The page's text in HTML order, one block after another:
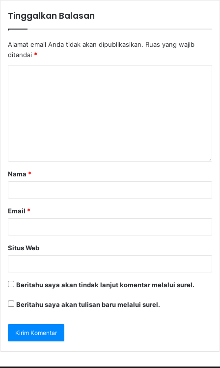
Tinggalkan Balasan
Alamat email Anda tidak akan dipublikasikan. Ruas yang wajib
ditandai *
Nama *
Email *
Situs Web
Beritahu saya akan tindak lanjut komentar melalui surel.
Beritahu saya akan tulisan baru melalui surel.